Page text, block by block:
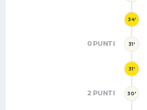
34'
31'
0 PUNTI
31'
30'
2 PUNTI